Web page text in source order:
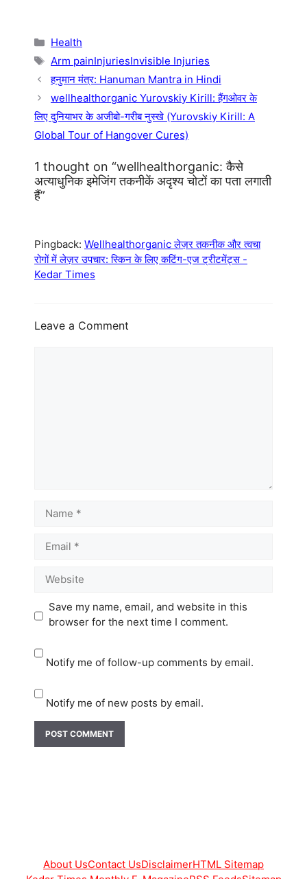
Categories
Health
Tags
Arm painInjuriesInvisible Injuries
हनुमान मंत्र: Hanuman Mantra in Hindi
wellhealthorganic Yurovskiy Kirill: हैंगओवर के
लिए दुनियाभर के अजीबो-गरीब नुस्खे (Yurovskiy Kirill: A
Global Tour of Hangover Cures)
1 thought on “wellhealthorganic: कैसे
अत्याधुनिक इमेजिंग तकनीकें अदृश्य चोटों का पता लगाती
हैं”
Pingback: Wellhealthorganic लेज़र तकनीक और त्वचा
रोगों में लेज़र उपचार: स्किन के लिए कटिंग-एज ट्रीटमेंट्स -
Kedar Times
Leave a Comment
Name
Email
Website
Save my name, email, and website in this
browser for the next time I comment.
Notify me of follow-up comments by email.
Notify me of new posts by email.
About UsContact UsDisclaimerHTML Sitemap